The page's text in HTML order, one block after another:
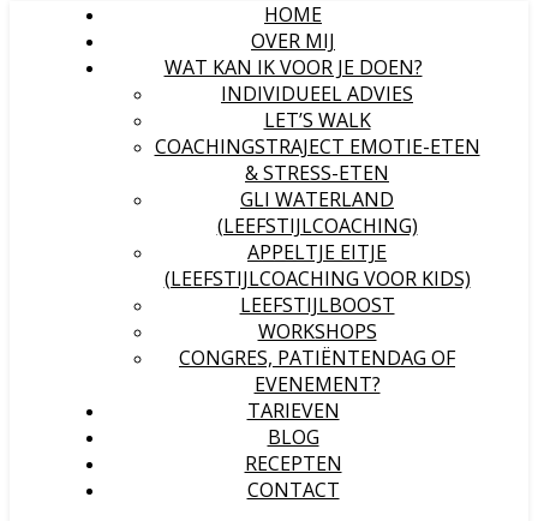
HOME
OVER MIJ
WAT KAN IK VOOR JE DOEN?
INDIVIDUEEL ADVIES
LET’S WALK
COACHINGSTRAJECT EMOTIE-ETEN
& STRESS-ETEN
GLI WATERLAND
(LEEFSTIJLCOACHING)
APPELTJE EITJE
(LEEFSTIJLCOACHING VOOR KIDS)
LEEFSTIJLBOOST
WORKSHOPS
CONGRES, PATIËNTENDAG OF
EVENEMENT?
TARIEVEN
BLOG
RECEPTEN
CONTACT